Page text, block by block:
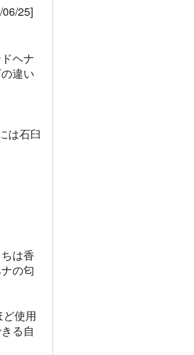
25]
ヘナ
違い
は石臼
は香
の匂
使用
る自